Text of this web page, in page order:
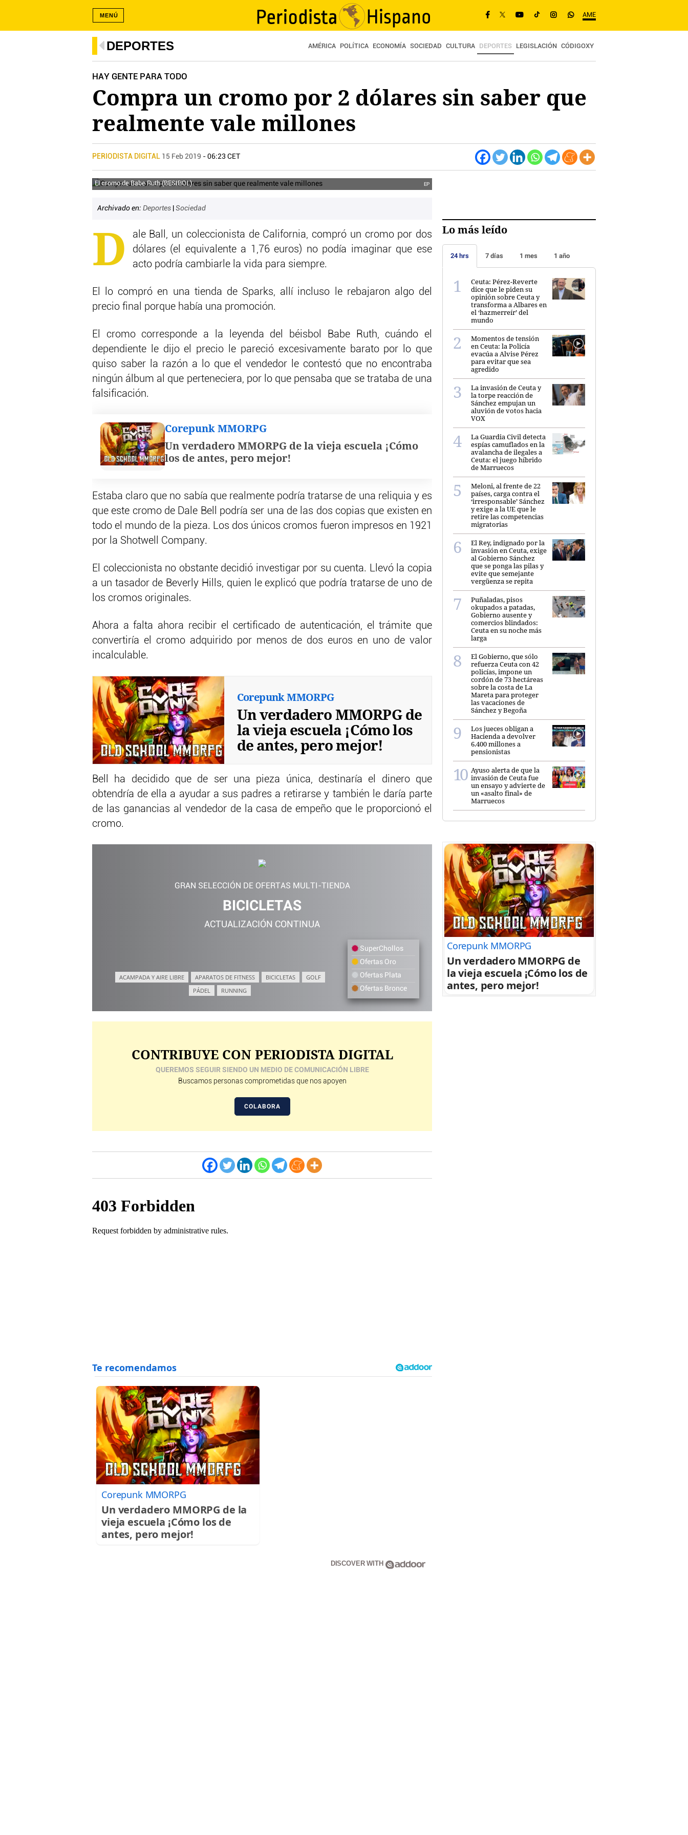
AME
MENÚ
DEPORTES AMÉRICA POLÍTICA ECONOMÍA SOCIEDAD CULTURA DEPORTES LEGISLACIÓN CÓDIGOXY
HAY GENTE PARA TODO
Compra un cromo por 2 dólares sin saber que
realmente vale millones
PERIODISTA DIGITAL 15 Feb 2019 - 06:23 CET
El cromo de Babe Ruth (BESIBOL). EP
Archivado en: Deportes Sociedad
D
ale Ball, un coleccionista de California, compró un cromo por dos
dólares (el equivalente a 1,76 euros) no podía imaginar que ese
acto podría cambiarle la vida para siempre.
El lo compró en una tienda de Sparks, allí incluso le rebajaron algo del
precio final porque había una promoción.
El cromo corresponde a la leyenda del béisbol Babe Ruth, cuándo el
dependiente le dijo el precio le pareció excesivamente barato por lo que
quiso saber la razón a lo que el vendedor le contestó que no encontraba
ningún álbum al que perteneciera, por lo que pensaba que se trataba de una
falsificación.
Corepunk MMORPG
Un verdadero MMORPG de la vieja escuela ¡Cómo
los de antes, pero mejor!
Estaba claro que no sabía que realmente podría tratarse de una reliquia y es
que este cromo de Dale Bell podría ser una de las dos copias que existen en
todo el mundo de la pieza. Los dos únicos cromos fueron impresos en 1921
por la Shotwell Company.
El coleccionista no obstante decidió investigar por su cuenta. Llevó la copia
a un tasador de Beverly Hills, quien le explicó que podría tratarse de uno de
los cromos originales.
Ahora a falta ahora recibir el certificado de autenticación, el trámite que
convertiría el cromo adquirido por menos de dos euros en uno de valor
incalculable.
Corepunk MMORPG
Un verdadero MMORPG de
la vieja escuela ¡Cómo los
de antes, pero mejor!
Bell ha decidido que de ser una pieza única, destinaría el dinero que
obtendría de ella a ayudar a sus padres a retirarse y también le daría parte
de las ganancias al vendedor de la casa de empeño que le proporcionó el
cromo.
GRAN SELECCIÓN DE OFERTAS MULTI-TIENDA
BICICLETAS
ACTUALIZACIÓN CONTINUA
ACAMPADA Y AIRE LIBRE APARATOS DE FITNESS BICICLETAS
GOLF
PÁDEL
RUNNING
SuperChollos
Ofertas Oro
Ofertas Plata
Ofertas Bronce
CONTRIBUYE CON PERIODISTA DIGITAL
QUEREMOS SEGUIR SIENDO UN MEDIO DE COMUNICACIÓN LIBRE
Buscamos personas comprometidas que nos apoyen
COLABORA
Corepunk MMORPG
Un verdadero MMORPG de la
vieja escuela ¡Cómo los de
antes, pero mejor!
DISCOVER WITH
Lo más leído
24 hrs 7 días 1 mes 1 año
Ceuta: Pérez-Reverte
dice que le piden su
opinión sobre Ceuta y
transforma a Albares en
el ‘hazmerreír’ del
mundo
Momentos de tensión
en Ceuta: la Policía
evacúa a Alvise Pérez
para evitar que sea
agredido
La invasión de Ceuta y
la torpe reacción de
Sánchez empujan un
aluvión de votos hacia
VOX
La Guardia Civil detecta
espías camuflados en la
avalancha de ilegales a
Ceuta: el juego híbrido
de Marruecos
Meloni, al frente de 22
países, carga contra el
‘irresponsable’ Sánchez
y exige a la UE que le
retire las competencias
migratorias
El Rey, indignado por la
invasión en Ceuta, exige
al Gobierno Sánchez
que se ponga las pilas y
evite que semejante
vergüenza se repita
Puñaladas, pisos
okupados a patadas,
Gobierno ausente y
comercios blindados:
Ceuta en su noche más
larga
El Gobierno, que sólo
refuerza Ceuta con 42
policías, impone un
cordón de 73 hectáreas
sobre la costa de La
Mareta para proteger
las vacaciones de
Sánchez y Begoña
Los jueces obligan a
Hacienda a devolver
6.400 millones a
pensionistas
Ayuso alerta de que la
invasión de Ceuta fue
un ensayo y advierte de
un «asalto final» de
Marruecos
Corepunk MMORPG
Un verdadero MMORPG de
la vieja escuela ¡Cómo los de
antes, pero mejor!